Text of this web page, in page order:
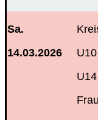
Sa.
14.03.2026